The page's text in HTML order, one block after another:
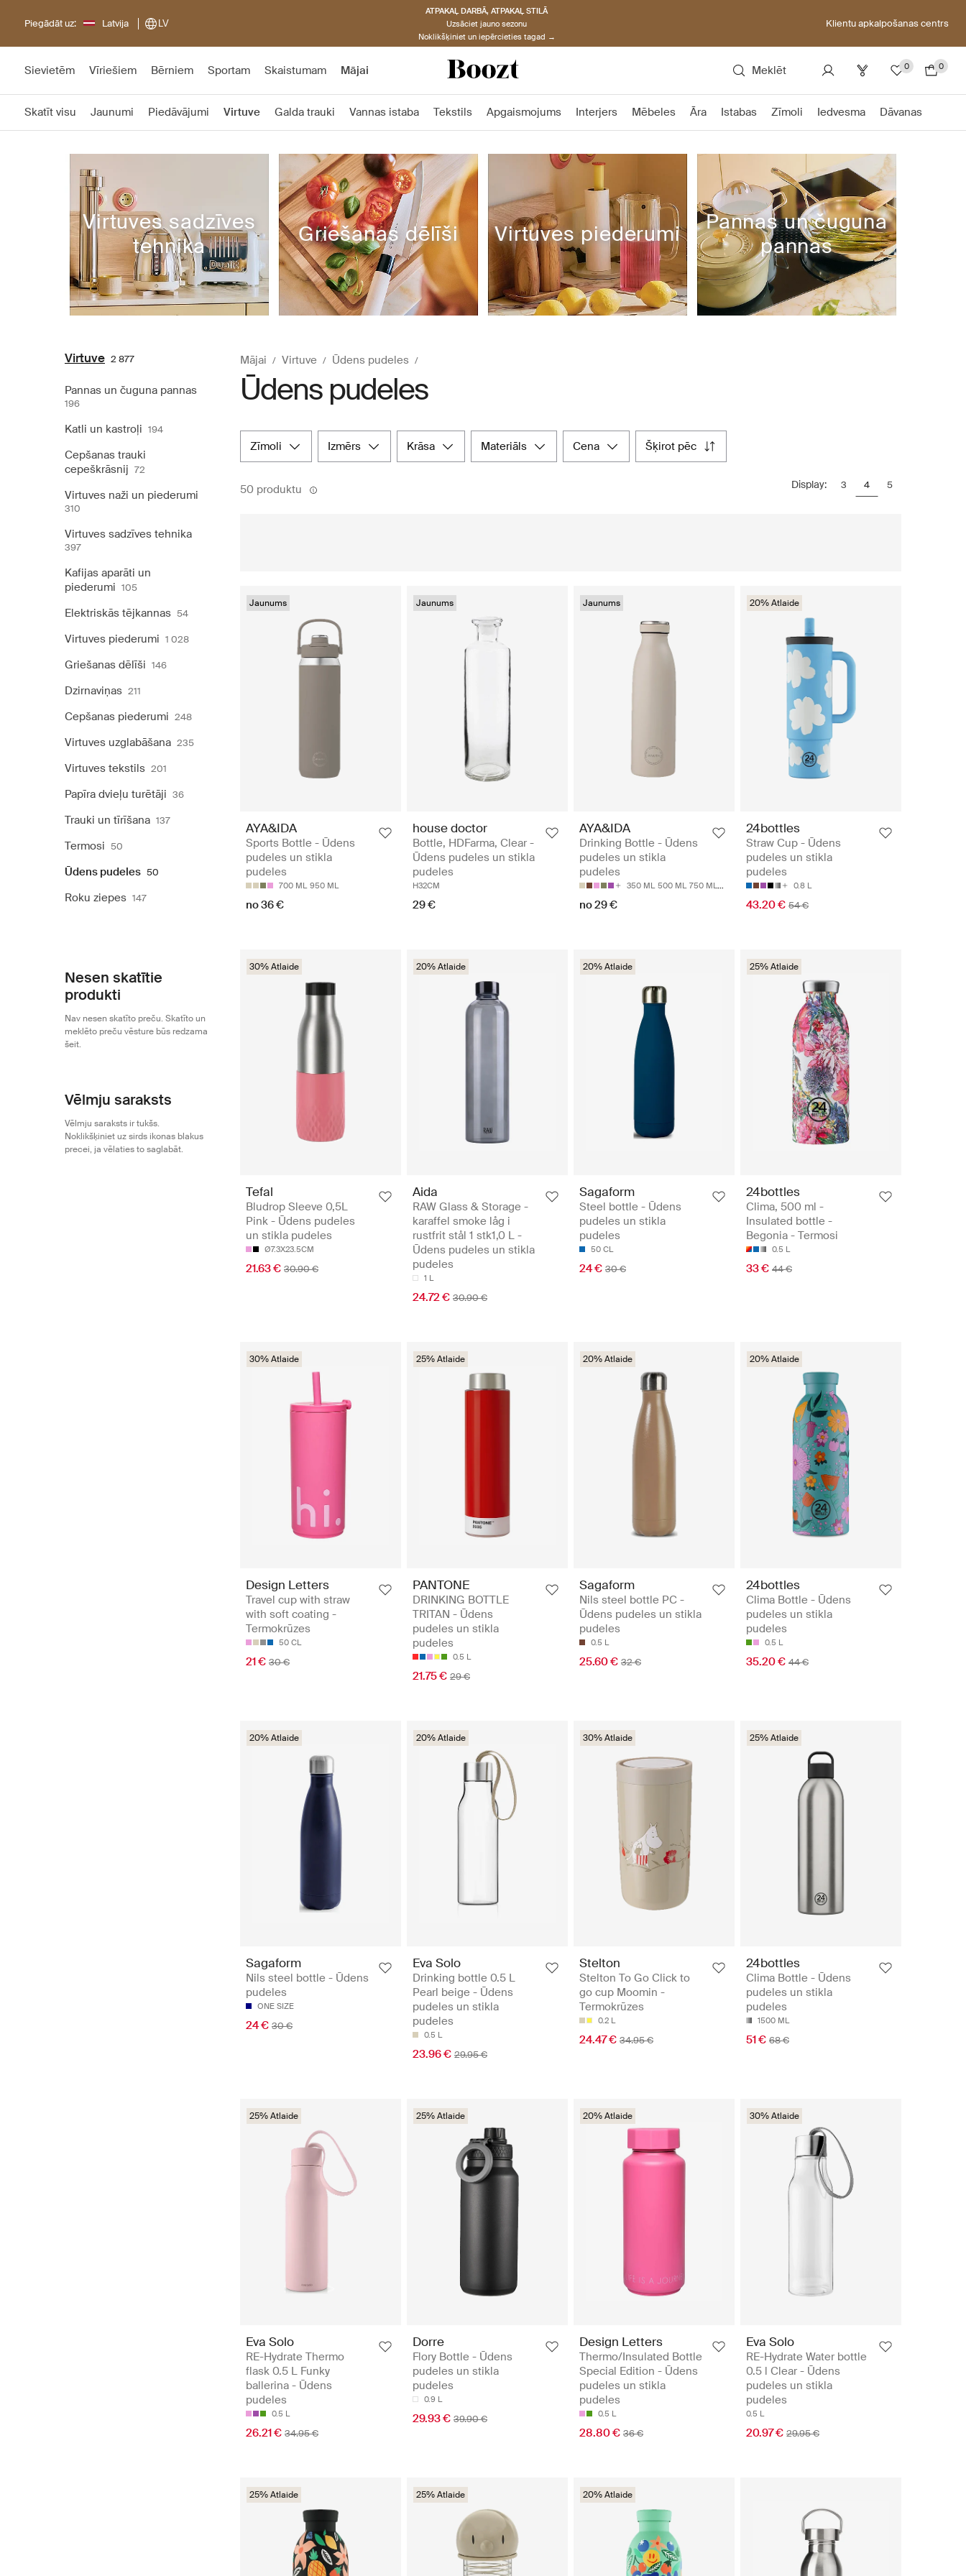
Piegādāt uz: Latvija LV
ATPAKAĻ DARBĀ, ATPAKAĻ STILĀ
Uzsāciet jauno sezonu
Noklikšķiniet un iepērcieties tagad →
Klientu apkalpošanas centrs
Sievietēm Vīriešiem Bērniem Sportam Skaistumam Mājai Meklēt 0 0
Skatīt visu Jaunumi Piedāvājumi Virtuve Galda trauki Vannas istaba Tekstils Apgaismojums Interjers Mēbeles Āra Istabas Zīmoli Iedvesma Dāvanas
Virtuves sadzīves
tehnika
Griešanas dēlīši Virtuves piederumi
Pannas un čuguna
pannas
Virtuve 2 877
Pannas un čuguna pannas
196
Katli un kastroļi 194
Cepšanas trauki
cepeškrāsnij 72
Virtuves naži un piederumi
310
Virtuves sadzīves tehnika
397
Kafijas aparāti un
piederumi 105
Elektriskās tējkannas 54
Virtuves piederumi 1 028
Griešanas dēlīši 146
Dzirnaviņas 211
Cepšanas piederumi 248
Virtuves uzglabāšana 235
Virtuves tekstils 201
Papīra dvieļu turētāji 36
Trauki un tīrīšana 137
Termosi 50
Ūdens pudeles 50
Roku ziepes 147
Nesen skatītie
produkti
Nav nesen skatīto preču. Skatīto un
meklēto preču vēsture būs redzama
šeit.
Vēlmju saraksts
Vēlmju saraksts ir tukšs.
Noklikšķiniet uz sirds ikonas blakus
precei, ja vēlaties to saglabāt.
Mājai Virtuve Ūdens pudeles
Ūdens pudeles
zīmoli izmērs krāsa materiāls cena šķirot pēc
50 produktu Display: 3 4 5
Jaunums
AYA&IDA
Sports Bottle - Ūdens
pudeles un stikla
pudeles
700 ML 950 ML
no 36 €
Jaunums
house doctor
Bottle, HDFarma, Clear -
Ūdens pudeles un stikla
pudeles
H32CM
29 €
Jaunums
AYA&IDA
Drinking Bottle - Ūdens
pudeles un stikla
pudeles
350 ML 500 ML 750 ML 1000 ML
no 29 €
20% Atlaide
24bottles
Straw Cup - Ūdens
pudeles un stikla
pudeles
0.8 L
43.20 € 54 €
30% Atlaide
Tefal
Bludrop Sleeve 0,5L
Pink - Ūdens pudeles
un stikla pudeles
Ø7.3X23.5CM
21.63 € 30.90 €
20% Atlaide
Aida
RAW Glass & Storage -
karaffel smoke låg i
rustfrit stål 1 stk1,0 L -
Ūdens pudeles un stikla
pudeles
1 L
24.72 € 30.90 €
20% Atlaide
Sagaform
Steel bottle - Ūdens
pudeles un stikla
pudeles
50 CL
24 € 30 €
25% Atlaide
24bottles
Clima, 500 ml -
Insulated bottle -
Begonia - Termosi
0.5 L
33 € 44 €
30% Atlaide
Design Letters
Travel cup with straw
with soft coating -
Termokrūzes
50 CL
21 € 30 €
25% Atlaide
PANTONE
DRINKING BOTTLE
TRITAN - Ūdens
pudeles un stikla
pudeles
0.5 L
21.75 € 29 €
20% Atlaide
Sagaform
Nils steel bottle PC -
Ūdens pudeles un stikla
pudeles
0.5 L
25.60 € 32 €
20% Atlaide
24bottles
Clima Bottle - Ūdens
pudeles un stikla
pudeles
0.5 L
35.20 € 44 €
20% Atlaide
Sagaform
Nils steel bottle - Ūdens
pudeles
ONE SIZE
24 € 30 €
20% Atlaide
Eva Solo
Drinking bottle 0.5 L
Pearl beige - Ūdens
pudeles un stikla
pudeles
0.5 L
23.96 € 29.95 €
30% Atlaide
Stelton
Stelton To Go Click to
go cup Moomin -
Termokrūzes
0.2 L
24.47 € 34.95 €
25% Atlaide
24bottles
Clima Bottle - Ūdens
pudeles un stikla
pudeles
1500 ML
51 € 68 €
25% Atlaide
Eva Solo
RE-Hydrate Thermo
flask 0.5 L Funky
ballerina - Ūdens
pudeles
0.5 L
26.21 € 34.95 €
25% Atlaide
Dorre
Flory Bottle - Ūdens
pudeles un stikla
pudeles
0.9 L
29.93 € 39.90 €
20% Atlaide
Design Letters
Thermo/Insulated Bottle
Special Edition - Ūdens
pudeles un stikla
pudeles
0.5 L
28.80 € 36 €
30% Atlaide
Eva Solo
RE-Hydrate Water bottle
0.5 l Clear - Ūdens
pudeles un stikla
pudeles
0.5 L
20.97 € 29.95 €
25% Atlaide 25% Atlaide 20% Atlaide